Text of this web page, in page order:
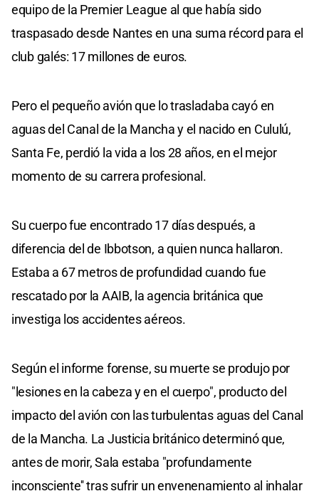
equipo de la Premier League al que había sido
traspasado desde Nantes en una suma récord para el
club galés: 17 millones de euros.
Pero el pequeño avión que lo trasladaba cayó en
aguas del Canal de la Mancha y el nacido en Cululú,
Santa Fe, perdió la vida a los 28 años, en el mejor
momento de su carrera profesional.
Su cuerpo fue encontrado 17 días después, a
diferencia del de Ibbotson, a quien nunca hallaron.
Estaba a 67 metros de profundidad cuando fue
rescatado por la AAIB, la agencia británica que
investiga los accidentes aéreos.
Según el informe forense, su muerte se produjo por
"lesiones en la cabeza y en el cuerpo", producto del
impacto del avión con las turbulentas aguas del Canal
de la Mancha. La Justicia británico determinó que,
antes de morir, Sala estaba "profundamente
inconsciente'' tras sufrir un envenenamiento al inhalar